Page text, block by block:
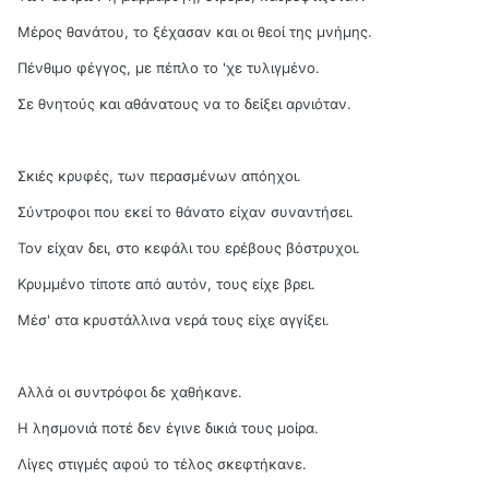
Μέρος θανάτου, το ξέχασαν και οι θεοί της μνήμης.
Πένθιμο φέγγος, με πέπλο το 'χε τυλιγμένο.
Σε θνητούς και αθάνατους να το δείξει αρνιόταν.
Σκιές κρυφές, των περασμένων απόηχοι.
Σύντροφοι που εκεί το θάνατο είχαν συναντήσει.
Τον είχαν δει, στο κεφάλι του ερέβους βόστρυχοι.
Κρυμμένο τίποτε από αυτόν, τους είχε βρει.
Μέσ' στα κρυστάλλινα νερά τους είχε αγγίξει.
Αλλά οι συντρόφοι δε χαθήκανε.
Η λησμονιά ποτέ δεν έγινε δικιά τους μοίρα.
Λίγες στιγμές αφού το τέλος σκεφτήκανε.